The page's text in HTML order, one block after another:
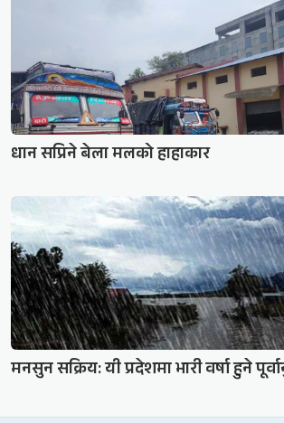
धान सप्रिने बेला मलको हाहाकार
मनसुन सक्रिय: यी प्रदेशमा भारी वर्षा हुने